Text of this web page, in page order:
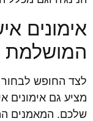
אימונים
המושלמת
מציע גם אימונים
שלכם. המאמנים